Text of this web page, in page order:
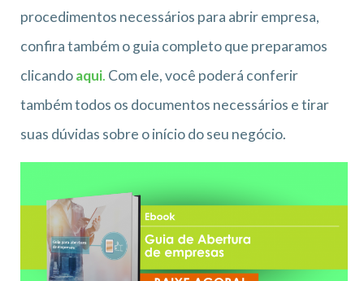
procedimentos necessários para abrir empresa,
confira também o guia completo que preparamos
clicandoaqui. Com ele, você poderá conferir
também todos os documentos necessários e tirar
suas dúvidas sobre o início do seu negócio.